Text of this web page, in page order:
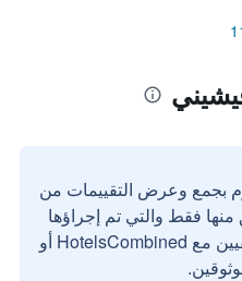
بجمع وعرض التقييمات من
فقط والتي تم إجراؤها
بواسطة مستخدمين حقيقيين مع HotelsCombined أو